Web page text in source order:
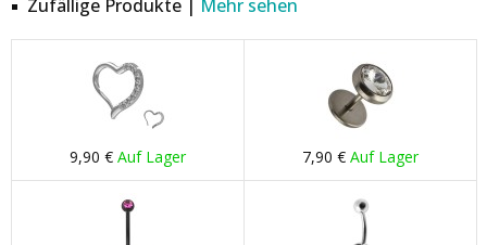
Zufällige Produkte | Mehr sehen
9,90 € Auf Lager 7,90 € Auf Lager